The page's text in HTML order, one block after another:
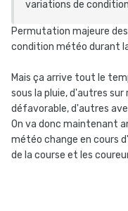
variations de
Permutation majeure
condition météo durant
Mais ça arrive tout le
sous la pluie, d'autres
défavorable, d'autres
On va donc maintenant
météo change en cours
de la course et les